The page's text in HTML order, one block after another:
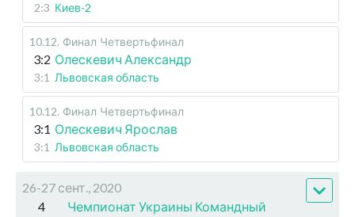
2:3 Киев-2
10.12. Финал Четвертьфинал
3:2 Олескевич Александр
3:1 Львовская область
10.12. Финал Четвертьфинал
3:1 Олескевич Ярослав
3:1 Львовская область
26-27 сент., 2020
4
Чемпионат Украины Командный